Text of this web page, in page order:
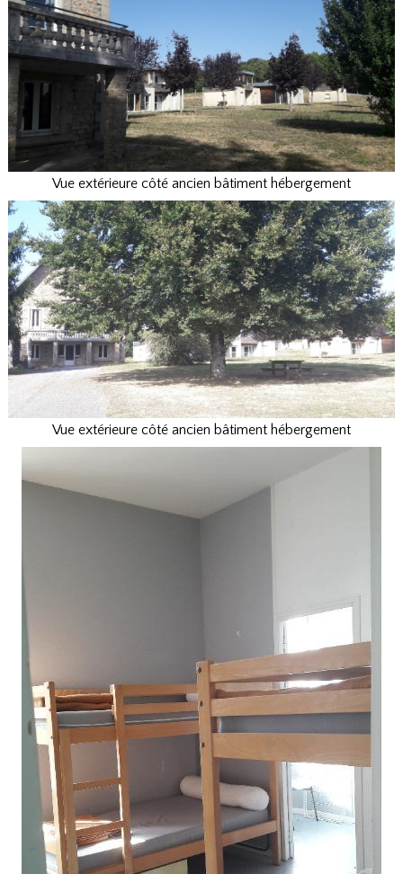
Vue extérieure côté ancien bâtiment hébergement
Vue extérieure côté ancien bâtiment hébergement